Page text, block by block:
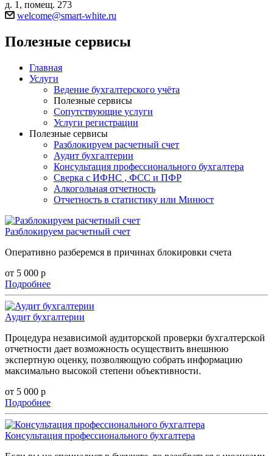
д. 1, помещ. 273
welcome@smart-white.ru
Полезные сервисы
Главная
Услуги
Ведение бухгалтерского учёта
Полезные сервисы
Сопутствующие услуги
Услуги регистрации
Полезные сервисы
Разблокируем расчетный счет
Аудит бухгалтерии
Консультация профессионального бухгалтера
Сверка с ИФНС , ФСС и ПФР
Алкогольная отчетность
Отчетность в статистику или Минюст
Разблокируем расчетный счет
Оперативно разберемся в причинах блокировки счета
от 5 000 р
Подробнее
Аудит бухгалтерии
Процедура независимой аудиторской проверки бухгалтерской
отчетности дает возможность осуществить внешнюю
экспертную оценку, позволяющую собрать информацию
максимально высокой степени объективности.
от 5 000 р
Подробнее
Консультация профессионального бухгалтера